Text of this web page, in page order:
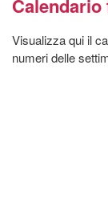
Calendario
Visualizza qui il
numeri delle